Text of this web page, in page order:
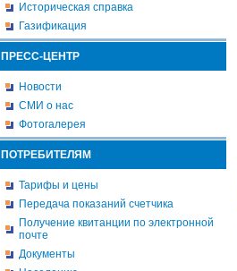
Историческая справка
Газификация
ПРЕСС-ЦЕНТР
Новости
СМИ о нас
Фотогалерея
ПОТРЕБИТЕЛЯМ
Тарифы и цены
Передача показаний счетчика
Получение квитанции по электронной
почте
Документы